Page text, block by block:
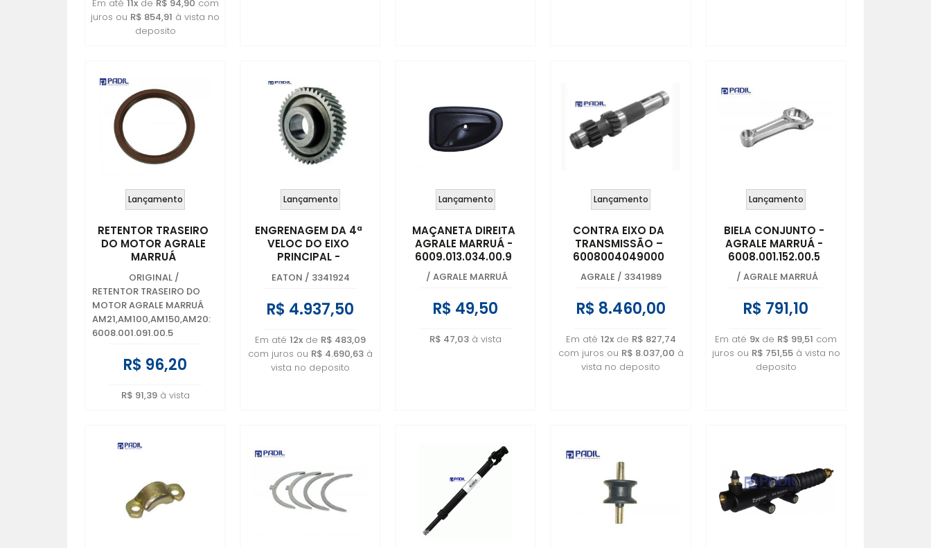
Em até 11xde R$ 94,90 com
juros ou R$ 854,91 à vista no
deposito
Lançamento
RETENTOR TRASEIRO
DO MOTOR AGRALE
MARRUÁ
AM21,AM100,AM150,AM20:
6008.001.091.00.5
ORIGINAL /
RETENTOR TRASEIRO DO
MOTOR AGRALE MARRUÁ
AM21,AM100,AM150,AM20:
6008.001.091.00.5
R$ 96,20
R$ 91,39à vista
Lançamento
ENGRENAGEM DA 4ª
VELOC DO EIXO
PRINCIPAL -
6008004036007
EATON / 3341924
R$ 4.937,50
Em até 12x de R$ 483,09
com juros ou R$ 4.690,63 à
vista no deposito
Lançamento
MAÇANETA DIREITA
AGRALE MARRUÁ -
6009.013.034.00.9
/ AGRALE MARRUÁ
R$ 49,50
R$ 47,03 à vista
Lançamento
CONTRA EIXO DA
TRANSMISSÃO –
6008004049000
AGRALE / 3341989
R$ 8.460,00
Em até 12xde R$ 827,74
com juros ou R$ 8.037,00 à
vista no deposito
Lançamento
BIELA CONJUNTO -
AGRALE MARRUÁ -
6008.001.152.00.5
/ AGRALE MARRUÁ
R$ 791,10
Em até 9x de R$ 99,51 com
juros ou R$ 751,55à vista no
deposito